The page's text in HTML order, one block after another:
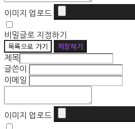
이미지 업로드
비밀글로 지정하기
목록으로 가기 저장하기
제목
글쓴이
이메일
이미지 업로드